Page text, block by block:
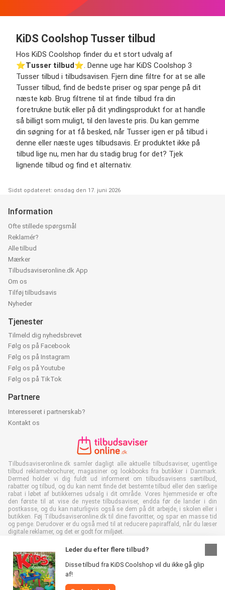
KiDS Coolshop Tusser tilbud
Hos KiDS Coolshop finder du et stort udvalg af
⭐️Tusser tilbud⭐️. Denne uge har KiDS Coolshop 3
Tusser tilbud i tilbudsavisen. Fjern dine filtre for at se alle
Tusser tilbud, find de bedste priser og spar penge på dit
næste køb. Brug filtrene til at finde tilbud fra din
foretrukne butik eller på dit yndlingsprodukt for at handle
så billigt som muligt, til den laveste pris. Du kan gemme
din søgning for at få besked, når Tusser igen er på tilbud i
denne eller næste uges tilbudsavis. Er produktet ikke på
tilbud lige nu, men har du stadig brug for det? Tjek
lignende tilbud og find et alternativ.
Sidst opdateret: onsdag den 17. juni 2026
Leder du efter flere tilbud?
Disse tilbud fra KiDS Coolshop vil du ikke gå glip
af!
Information
Ofte stillede spørgsmål
Reklamér?
Alle tilbud
Mærker
Tilbudsaviseronline.dk App
Om os
Tilføj tilbudsavis
Nyheder
Tjenester
Tilmeld dig nyhedsbrevet
Følg os på Facebook
Følg os på Instagram
Følg os på Youtube
Følg os på TikTok
Partnere
Interesseret i partnerskab?
Kontakt os
Tilbudsaviseronline.dk samler dagligt alle aktuelle tilbudsaviser, ugentlige
tilbud reklamebrochurer, magasiner og lookbooks fra butikker i Danmark.
Dermed holder vi dig fuldt ud informeret om tilbudsavisens særtilbud,
rabatter og tilbud, og du kan nemt finde det bestemte tilbud eller den særlige
rabat i løbet af butikkernes udsalg i dit område. Vores hjemmeside er ofte
den første til at vise de nyeste tilbudsaviser, endda før de lander i din
postkasse, og du kan naturligvis også se dem på dit arbejde, i skolen eller i
butikken. Føj Tilbudsaviseronline.dk til dine favoritter, og spar en masse tid
og penge. Derudover er du også med til at reducere papiraffald, når du læser
digitale reklamer, og det er godt for miljøet.
Alle rettigheder forbeholdes © Tilbudsaviseronline.dk 2026 |